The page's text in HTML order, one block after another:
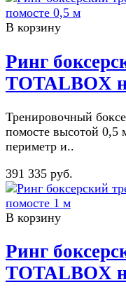
В корзину
Ринг
TOTALBOX
Тренировочный
помосте высотой 0,5
периметр и..
391 335 руб.
В корзину
Ринг
TOTALBOX